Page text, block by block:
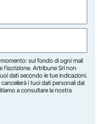
sul fondo di ogni mail
l’iscrizione. Artribune Srl non
dati secondo le tue indicazioni.
i tuoi dati personali dal
a consultare la nostra